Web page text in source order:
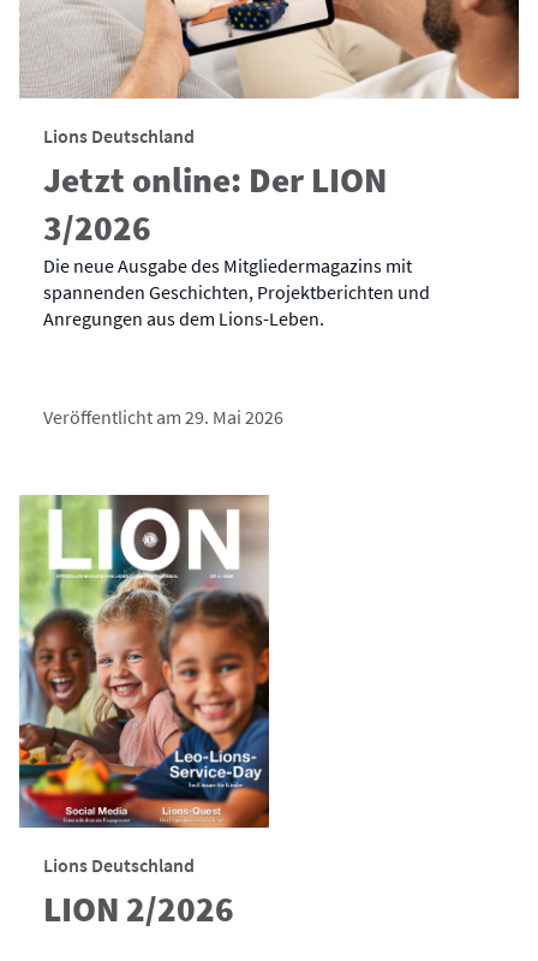
Lions Deutschland
Jetzt online: Der LION
3/2026
Die neue Ausgabe des Mitgliedermagazins mit
spannenden Geschichten, Projektberichten und
Anregungen aus dem Lions-Leben.
Veröffentlicht am 29. Mai 2026
Lions Deutschland
LION 2/2026